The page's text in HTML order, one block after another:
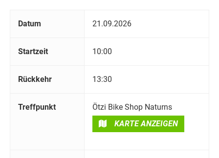
Datum 21.09.2026
Startzeit 10:00
Rückkehr 13:30
Treffpunkt
Ötzi Bike Shop Naturns
KARTE ANZEIGEN